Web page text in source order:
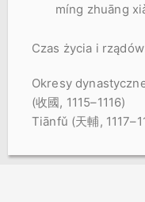
míng zhuāng
Czas życia i rządów
Okresy
(收國, 1115–1116)
Tiānfǔ (天輔,